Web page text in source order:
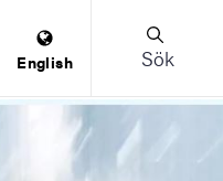
English Sök